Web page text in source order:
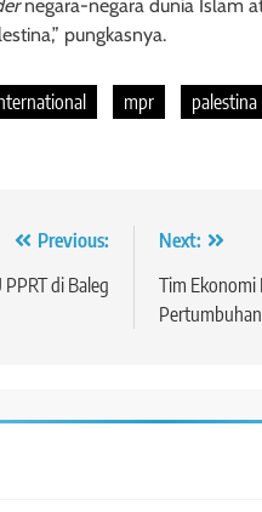
negara-negara dunia Islam
pungkasnya.
mpr palestina
Previous:
di Baleg
Next:
Tim Ekonomi